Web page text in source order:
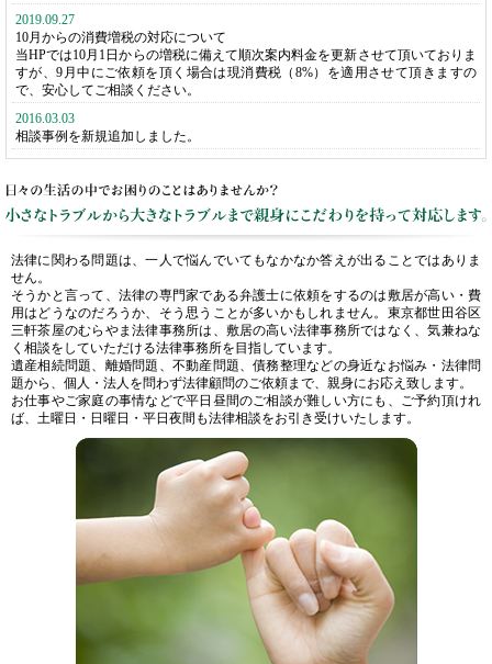
2019.09.27
10月からの消費増税の対応について
当HPでは10月1日からの増税に備えて順次案内料金を更新させて頂いておりま
すが、9月中にご依頼を頂く場合は現消費税（8%）を適用させて頂きますの
で、安心してご相談ください。
2016.03.03
相談事例を新規追加しました。
法律に関わる問題は、一人で悩んでいてもなかなか答えが出ることではありま
せん。
そうかと言って、法律の専門家である弁護士に依頼をするのは敷居が高い・費
用はどうなのだろうか、そう思うことが多いかもしれません。東京都世田谷区
三軒茶屋のむらやま法律事務所は、敷居の高い法律事務所ではなく、気兼ねな
く相談をしていただける法律事務所を目指しています。
遺産相続問題、離婚問題、不動産問題、債務整理などの身近なお悩み・法律問
題から、個人・法人を問わず法律顧問のご依頼まで、親身にお応え致します。
お仕事やご家庭の事情などで平日昼間のご相談が難しい方にも、ご予約頂けれ
ば、土曜日・日曜日・平日夜間も法律相談をお引き受けいたします。